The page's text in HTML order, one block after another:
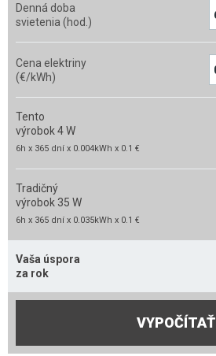
Denná doba
svietenia (hod.)
Cena elektriny
(€/kWh)
Tento
výrobok 4 W
6h x 365 dní x 0.004kWh x 0.1 €
Tradičný
výrobok 35 W
6h x 365 dní x 0.035kWh x 0.1 €
Vaša úspora
za rok
VYPOČÍTAŤ